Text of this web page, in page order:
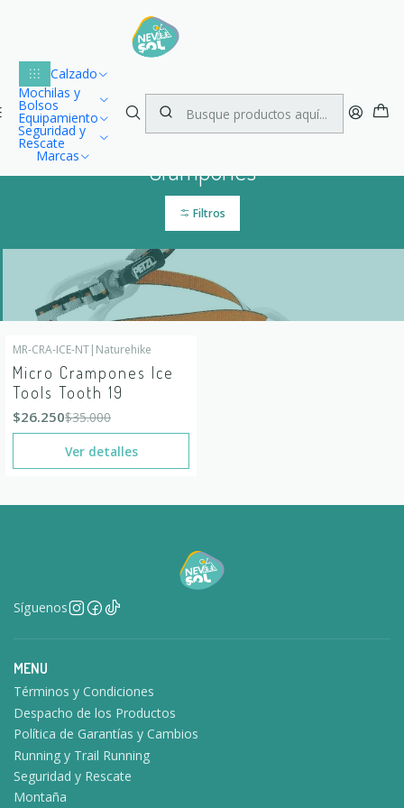
Calzado
Mochilas y
Bolsos
Equipamiento
Seguridad y
Rescate
Marcas
Envío gratuito dentro de Chile para compras desde $100.000
Crampones
Filtros
-25% OFF
Agotado
MR-CRA-ICE-NT| Naturehike
Micro Crampones Ice
Tools Tooth 19
$26.250$35.000
Ver detalles
Síguenos
MENU
Términos y Condiciones
Despacho de los Productos
Política de Garantías y Cambios
Running y Trail Running
Seguridad y Rescate
Montaña